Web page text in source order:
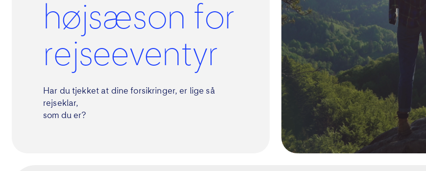
højsæson for
rejseeventyr
Har du tjekket at dine forsikringer, er lige så
rejseklar,
som du er?